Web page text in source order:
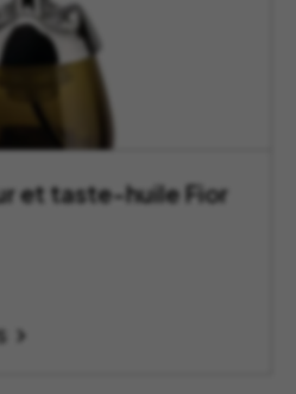
et taste-huile Fior